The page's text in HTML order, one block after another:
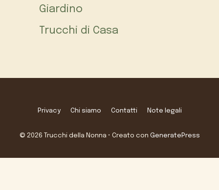
Giardino
Trucchi di Casa
Privacy Chi siamo Contatti Note legali
© 2026 Trucchi della Nonna • Creato con GeneratePress